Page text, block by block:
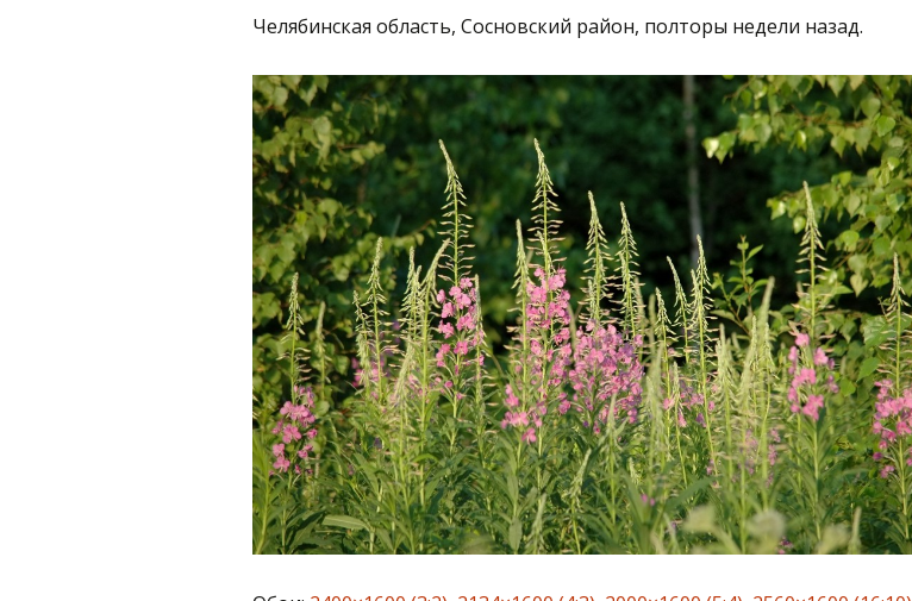
Челябинская область, Сосновский район, полторы недели назад.